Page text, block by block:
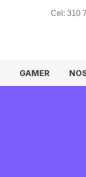
Cel: 310
GAMER